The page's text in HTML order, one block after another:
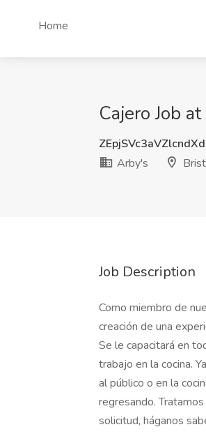
Home
Cajero Job
Arby's
Job Description
Como miembro de
creación de una
Se le capacitará en
trabajo en la cocina.
al público o en la
regresando.
solicitud, háganos